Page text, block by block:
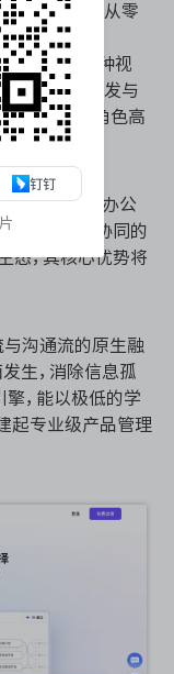
链路，避免从零
、表格等多种视
路线图，研发与
据源下的多角色高
用飞书作为办公
跨职能高频协同的
态，其核心优势将
沟通流的原生融
生，消除信息孤
擎，能以极低的学
起专业级产品管理
钉钉